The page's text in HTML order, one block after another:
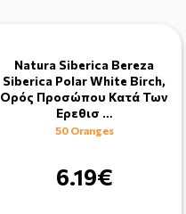
Natura Siberica Bereza
Siberica Polar White Birch,
Ορός Προσώπου Κατά Των
Ερεθισ …
50 Oranges
6.19€